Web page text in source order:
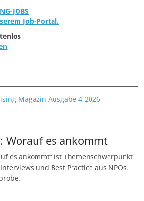
JOBS
Job-Portal.
Worauf es ankommt
es ankommt“ ist Themenschwerpunkt
und Best Practice aus NPOs.